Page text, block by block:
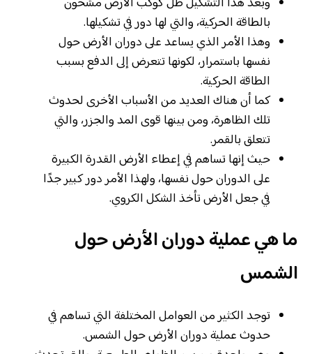
بالطاقة الحركية، والتي لها دور في تشكيلها.
وهذا الأمر الذي يساعد على دوران الأرض حول
نفسها باستمرار، لكونها تتعرض إلى الدفع بسبب
الطاقة الحركية.
كما أن هناك العديد من الأسباب الأخرى لحدوث
تلك الظاهرة، ومن بينها قوى المد والجزر، والتي
تتعلق بالقمر.
حيث إنها تساهم في إعطاء الأرض القدرة الكبيرة
على الدوران حول نفسها، ولهذا الأمر دور كبير جدًا
في جعل الأرض تأخذ الشكل الكروي.
ما هي عملية دوران الأرض حول
الشمس
توجد الكثير من العوامل المختلفة التي تساهم في
حدوث عملية دوران الأرض حول الشمس.